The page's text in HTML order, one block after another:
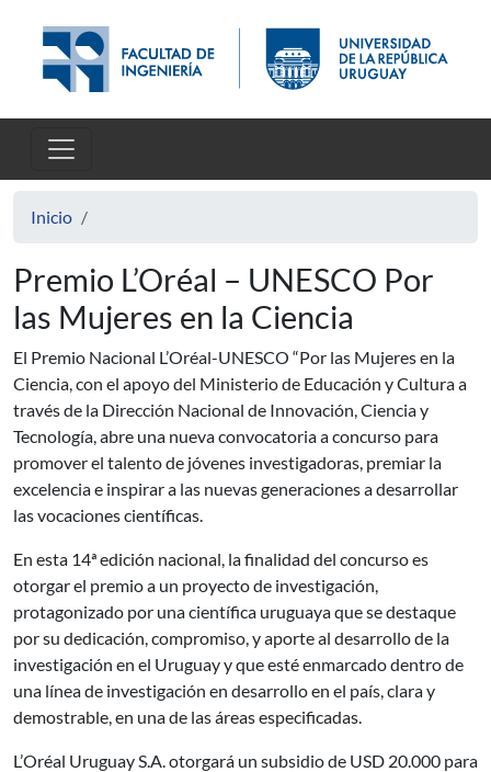
Inicio
Premio L’Oréal – UNESCO Por
las Mujeres en la Ciencia
El Premio Nacional L’Oréal-UNESCO “Por las Mujeres en la
Ciencia, con el apoyo del Ministerio de Educación y Cultura a
través de la Dirección Nacional de Innovación, Ciencia y
Tecnología, abre una nueva convocatoria a concurso para
promover el talento de jóvenes investigadoras, premiar la
excelencia e inspirar a las nuevas generaciones a desarrollar
las vocaciones científicas.
En esta 14ª edición nacional, la finalidad del concurso es
otorgar el premio a un proyecto de investigación,
protagonizado por una científica uruguaya que se destaque
por su dedicación, compromiso, y aporte al desarrollo de la
investigación en el Uruguay y que esté enmarcado dentro de
una línea de investigación en desarrollo en el país, clara y
demostrable, en una de las áreas especificadas.
L’Oréal Uruguay S.A. otorgará un subsidio de USD 20.000 para